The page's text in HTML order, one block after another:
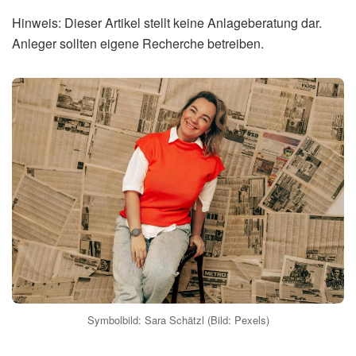
Hinweis: Dieser Artikel stellt keine Anlageberatung dar.
Anleger sollten eigene Recherche betreiben.
Symbolbild: Sara Schätzl (Bild: Pexels)